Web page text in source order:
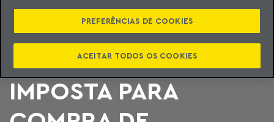
ADIN CONTRA
OBRIGATORIEDADE
IMPOSTA PARA
PREFERÊNCIAS DE COOKIES
ACEITAR TODOS OS COOKIES